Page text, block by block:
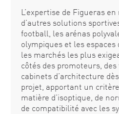
L’expertise de Figueras
d’autres solutions
football, les arénas
olympiques et les
les marchés les plus
côtés des promoteurs,
cabinets d’architecture
projet, apportant un
matière d’isoptique, de
de compatibilité avec les